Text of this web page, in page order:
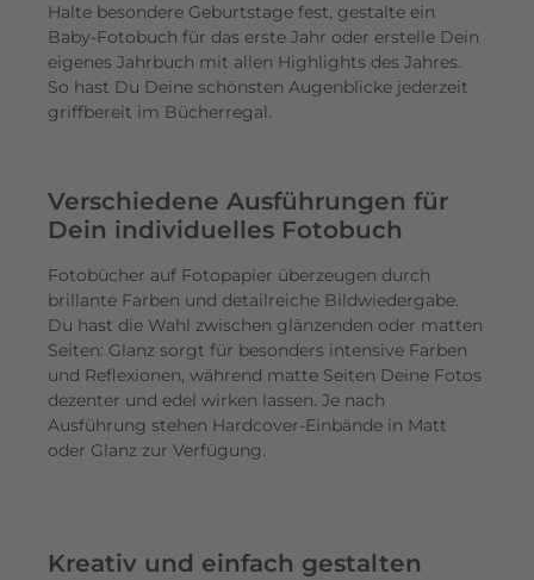
Halte besondere Geburtstage fest, gestalte ein
Baby-Fotobuch für das erste Jahr oder erstelle Dein
eigenes Jahrbuch mit allen Highlights des Jahres.
So hast Du Deine schönsten Augenblicke jederzeit
griffbereit im Bücherregal.
Verschiedene Ausführungen für
Dein individuelles Fotobuch
Fotobücher auf Fotopapier überzeugen durch
brillante Farben und detailreiche Bildwiedergabe.
Du hast die Wahl zwischen glänzenden oder matten
Seiten: Glanz sorgt für besonders intensive Farben
und Reflexionen, während matte Seiten Deine Fotos
dezenter und edel wirken lassen. Je nach
Ausführung stehen Hardcover-Einbände in Matt
oder Glanz zur Verfügung.
Kreativ und einfach gestalten